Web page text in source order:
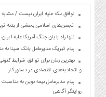
توافق مکه علیه ایران نیست / مشابه ماده ۵ ناتو با
انجمن‌های اسلامی بخشی از بدنه
تنها راه پایان جنگ آمریکا علیه
پیام تبریک مدیرعامل بانک سینا به
بهترین زمان برای توافق، شرایط
و اتحادیه‌های اقتصادی در دستور کار
پیام مدیرعامل بیمه نوین به مناسبت
روایتگر آگاهی